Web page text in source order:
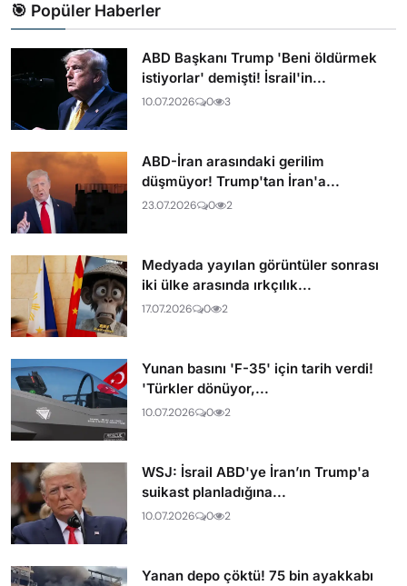
🎯 Popüler Haberler
ABD Başkanı Trump 'Beni öldürmek
istiyorlar' demişti! İsrail'in...
10.07.2026 0 3
ABD-İran arasındaki gerilim
düşmüyor! Trump'tan İran'a...
23.07.2026 0 2
Medyada yayılan görüntüler sonrası
iki ülke arasında ırkçılık...
17.07.2026 0 2
Yunan basını 'F-35' için tarih verdi!
'Türkler dönüyor,...
10.07.2026 0 2
WSJ: İsrail ABD'ye İran’ın Trump'a
suikast planladığına...
10.07.2026 0 2
Yanan depo çöktü! 75 bin ayakkabı